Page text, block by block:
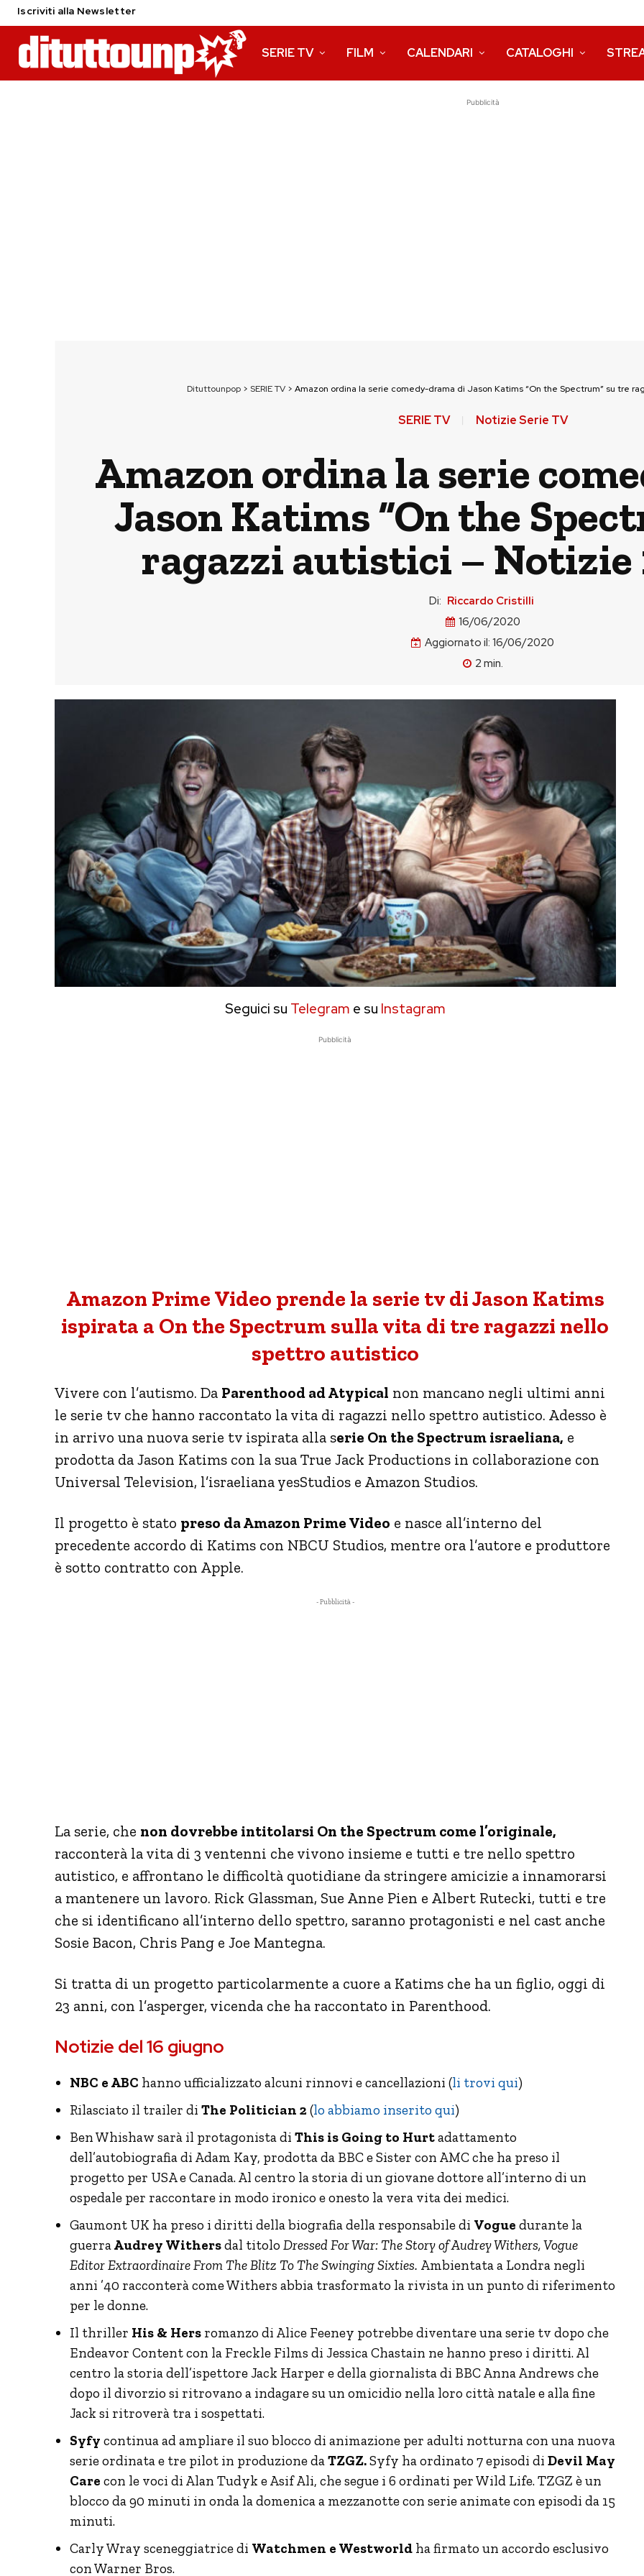
Iscriviti alla Newsletter
SERIE TV FILM CALENDARI CATALOGHI
Pubblicità
Dituttounpop > SERIE TV > Amazon ordina la serie comedy-drama di Jason Katims “On the Spectrum” su tre
SERIE TV Notizie Serie TV
Amazon ordina la serie
Jason Katims “On the
ragazzi autistici – Notizie
Di: Riccardo Cristilli
16/06/2020
Aggiornato il: 16/06/2020
2 min.
Seguici su Telegram e su Instagram
Pubblicità
Amazon Prime Video prende la serie tv di Jason Katims
ispirata a On the Spectrum sulla vita di tre ragazzi nello
spettro autistico
Vivere con l’autismo. Da Parenthood ad Atypical non mancano negli ultimi anni
le serie tv che hanno raccontato la vita di ragazzi nello spettro autistico. Adesso è
in arrivo una nuova serie tv ispirata alla serie On the Spectrum israeliana, e
prodotta da Jason Katims con la sua True Jack Productions in collaborazione con
Universal Television, l’israeliana yesStudios e Amazon Studios.
Il progetto è stato preso da Amazon Prime Video e nasce all’interno del
precedente accordo di Katims con NBCU Studios, mentre ora l’autore e produttore
è sotto contratto con Apple.
- Pubblicità -
La serie, che non dovrebbe intitolarsi On the Spectrum come l’originale,
racconterà la vita di 3 ventenni che vivono insieme e tutti e tre nello spettro
autistico, e affrontano le difficoltà quotidiane da stringere amicizie a innamorarsi
a mantenere un lavoro. Rick Glassman, Sue Anne Pien e Albert Rutecki, tutti e tre
che si identificano all’interno dello spettro, saranno protagonisti e nel cast anche
Sosie Bacon, Chris Pang e Joe Mantegna.
Si tratta di un progetto particolarmente a cuore a Katims che ha un figlio, oggi di
23 anni, con l’asperger, vicenda che ha raccontato in Parenthood.
Notizie del 16 giugno
NBC e ABC hanno ufficializzato alcuni rinnovi e cancellazioni (li trovi qui)
Rilasciato il trailer di The Politician 2(lo abbiamo inserito qui)
Ben Whishaw sarà il protagonista di This is Going to Hurtadattamento
dell’autobiografia di Adam Kay, prodotta da BBC e Sister con AMC che ha preso il
progetto per USA e Canada. Al centro la storia di un giovane dottore all’interno di un
ospedale per raccontare in modo ironico e onesto la vera vita dei medici.
Gaumont UK ha preso i diritti della biografia della responsabile di Vogue durante la
guerraAudrey Withersdal titolo Dressed For War: The Story of Audrey Withers, Vogue
Editor Extraordinaire From The Blitz To The Swinging Sixties. Ambientata a Londra negli
anni ’40 racconterà come Withers abbia trasformato la rivista in un punto di riferimento
per le donne.
Il thriller His & Hers romanzo di Alice Feeney potrebbe diventare una serie tv dopo che
Endeavor Content con la Freckle Films di Jessica Chastain ne hanno preso i diritti. Al
centro la storia dell’ispettore Jack Harper e della giornalista di BBC Anna Andrews che
dopo il divorzio si ritrovano a indagare su un omicidio nella loro città natale e alla fine
Jack si ritroverà tra i sospettati.
Syfy continua ad ampliare il suo blocco di animazione per adulti notturna con una nuova
serie ordinata e tre pilot in produzione daTZGZ.Syfy ha ordinato 7 episodi di Devil May
Care con le voci di Alan Tudyk e Asif Ali, che segue i 6 ordinati per Wild Life. TZGZ è un
blocco da 90 minuti in onda la domenica a mezzanotte con serie animate con episodi da 15
minuti.
Carly Wray sceneggiatrice di Watchmen e Westworld ha firmato un accordo esclusivo
con Warner Bros.